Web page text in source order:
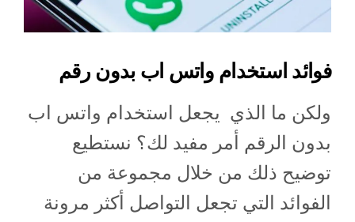
فوائد استخدام واتس اب بدون رقم
ولكن ما الذي يجعل استخدام واتس اب
بدون الرقم أمر مفيد لك؟ نستطيع
توضيح ذلك من خلال مجموعة من
الفوائد التي تجعل التواصل أكثر مرونة